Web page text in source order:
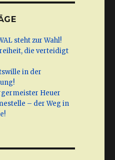
steht zur Wahl!
die verteidigt
in der
Heuer
– der Weg in